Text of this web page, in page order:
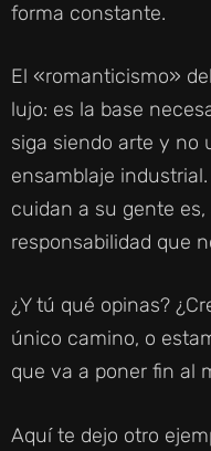
forma constante.
El «romanticismo»
lujo: es la base
siga siendo arte y no
ensamblaje
cuidan a su gente
responsabilidad que
¿Y tú qué opinas?
único camino, o
que va a poner fin al
Aquí te dejo otro